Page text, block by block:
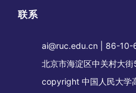
联系
ai@ruc.edu.cn | 86-10-
北京市海淀区中关村大
copyright 中国人民大学